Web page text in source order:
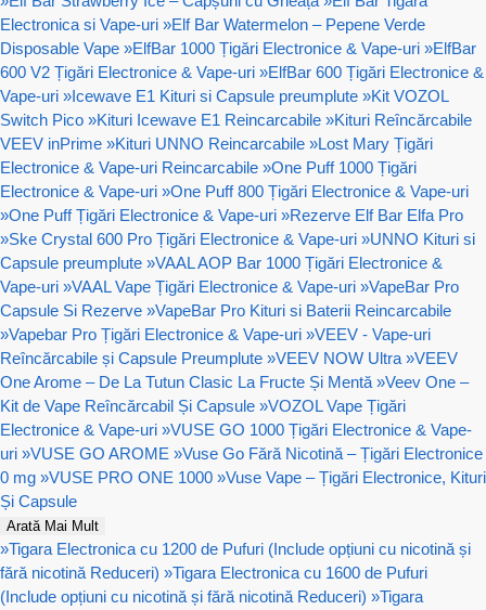
Electronica si Vape-uri »Elf Bar Watermelon – Pepene Verde
Disposable Vape »ElfBar 1000 Țigări Electronice & Vape-uri »ElfBar
600 V2 Țigări Electronice & Vape-uri »ElfBar 600 Țigări Electronice &
Vape-uri »Icewave E1 Kituri si Capsule preumplute »Kit VOZOL
Switch Pico »Kituri Icewave E1 Reincarcabile »Kituri Reîncărcabile
VEEV inPrime »Kituri UNNO Reincarcabile »Lost Mary Țigări
Electronice & Vape-uri Reincarcabile »One Puff 1000 Țigări
Electronice & Vape-uri »One Puff 800 Țigări Electronice & Vape-uri
»One Puff Țigări Electronice & Vape-uri »Rezerve Elf Bar Elfa Pro
»Ske Crystal 600 Pro Țigări Electronice & Vape-uri »UNNO Kituri si
Capsule preumplute »VAAL AOP Bar 1000 Țigări Electronice &
Vape-uri »VAAL Vape Țigări Electronice & Vape-uri »VapeBar Pro
Capsule Si Rezerve »VapeBar Pro Kituri si Baterii Reincarcabile
»Vapebar Pro Țigări Electronice & Vape-uri »VEEV - Vape-uri
Reîncărcabile și Capsule Preumplute »VEEV NOW Ultra »VEEV
One Arome – De La Tutun Clasic La Fructe Și Mentă »Veev One –
Kit de Vape Reîncărcabil Și Capsule »VOZOL Vape Țigări
Electronice & Vape-uri »VUSE GO 1000 Țigări Electronice & Vape-
uri »VUSE GO AROME »Vuse Go Fără Nicotină – Țigări Electronice
0 mg »VUSE PRO ONE 1000 »Vuse Vape – Țigări Electronice, Kituri
Și Capsule
Arată Mai Mult
»Tigara Electronica cu 1200 de Pufuri (Include opțiuni cu nicotină și
fără nicotină Reduceri) »Tigara Electronica cu 1600 de Pufuri
(Include opțiuni cu nicotină și fără nicotină Reduceri) »Tigara